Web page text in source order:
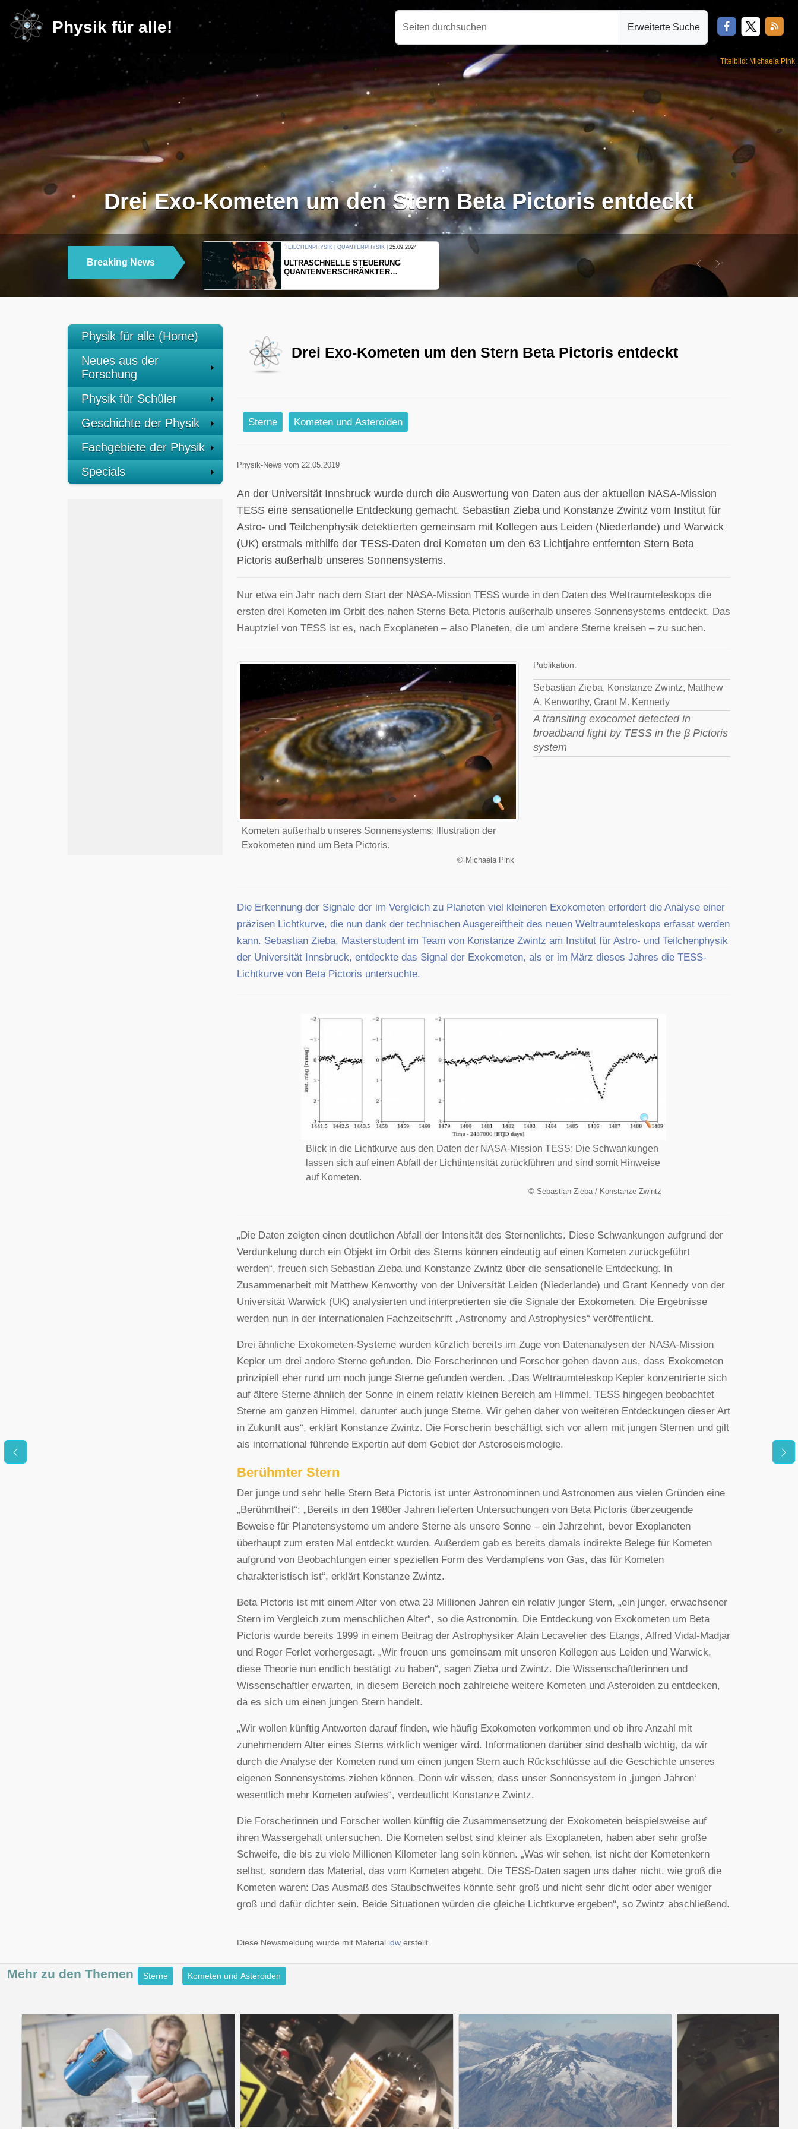
Physik für alle! Seiten durchsuchen Erweiterte Suche
Titelbild: Michaela Pink
Drei Exo-Kometen um den Stern Beta Pictoris entdeckt
Breaking News
THERMODYNAMIK | WELLENLEHRE |23.09.2024
FORSCHER ERZEUGEN
EINDIMENSIONALES GAS AUS LICHT
Previous
Next
Physik für alle (Home)
Neues aus der
Forschung
Physik für Schüler
Geschichte der Physik
Fachgebiete der Physik
Specials
Drei Exo-Kometen um den Stern Beta Pictoris entdeckt
Sterne Kometen und Asteroiden
Physik-News vom 22.05.2019
An der Universität Innsbruck wurde durch die Auswertung von Daten aus der aktuellen NASA-Mission
TESS eine sensationelle Entdeckung gemacht. Sebastian Zieba und Konstanze Zwintz vom Institut für
Astro- und Teilchenphysik detektierten gemeinsam mit Kollegen aus Leiden (Niederlande) und Warwick
(UK) erstmals mithilfe der TESS-Daten drei Kometen um den 63 Lichtjahre entfernten Stern Beta
Pictoris außerhalb unseres Sonnensystems.
Nur etwa ein Jahr nach dem Start der NASA-Mission TESS wurde in den Daten des Weltraumteleskops die
ersten drei Kometen im Orbit des nahen Sterns Beta Pictoris außerhalb unseres Sonnensystems entdeckt. Das
Hauptziel von TESS ist es, nach Exoplaneten – also Planeten, die um andere Sterne kreisen – zu suchen.
Kometen außerhalb unseres Sonnensystems: Illustration der
Exokometen rund um Beta Pictoris.
©Michaela Pink
Publikation:
Sebastian Zieba, Konstanze Zwintz, Matthew
A. Kenworthy, Grant M. Kennedy
A transiting exocomet detected in
broadband light by TESS in the β Pictoris
system
Die Erkennung der Signale der im Vergleich zu Planeten viel kleineren Exokometen erfordert die Analyse einer
präzisen Lichtkurve, die nun dank der technischen Ausgereiftheit des neuen Weltraumteleskops erfasst werden
kann. Sebastian Zieba, Masterstudent im Team von Konstanze Zwintz am Institut für Astro- und Teilchenphysik
der Universität Innsbruck, entdeckte das Signal der Exokometen, als er im März dieses Jahres die TESS-
Lichtkurve von Beta Pictoris untersuchte.
Blick in die Lichtkurve aus den Daten der NASA-Mission TESS: Die Schwankungen
lassen sich auf einen Abfall der Lichtintensität zurückführen und sind somit Hinweise
auf Kometen.
© Sebastian Zieba / Konstanze Zwintz
„Die Daten zeigten einen deutlichen Abfall der Intensität des Sternenlichts. Diese Schwankungen aufgrund der
Verdunkelung durch ein Objekt im Orbit des Sterns können eindeutig auf einen Kometen zurückgeführt
werden“, freuen sich Sebastian Zieba und Konstanze Zwintz über die sensationelle Entdeckung. In
Zusammenarbeit mit Matthew Kenworthy von der Universität Leiden (Niederlande) und Grant Kennedy von der
Universität Warwick (UK) analysierten und interpretierten sie die Signale der Exokometen. Die Ergebnisse
werden nun in der internationalen Fachzeitschrift „Astronomy and Astrophysics“ veröffentlicht.
Drei ähnliche Exokometen-Systeme wurden kürzlich bereits im Zuge von Datenanalysen der NASA-Mission
Kepler um drei andere Sterne gefunden. Die Forscherinnen und Forscher gehen davon aus, dass Exokometen
prinzipiell eher rund um noch junge Sterne gefunden werden. „Das Weltraumteleskop Kepler konzentrierte sich
auf ältere Sterne ähnlich der Sonne in einem relativ kleinen Bereich am Himmel. TESS hingegen beobachtet
Sterne am ganzen Himmel, darunter auch junge Sterne. Wir gehen daher von weiteren Entdeckungen dieser Art
in Zukunft aus“, erklärt Konstanze Zwintz. Die Forscherin beschäftigt sich vor allem mit jungen Sternen und gilt
als international führende Expertin auf dem Gebiet der Asteroseismologie.
Berühmter Stern
Der junge und sehr helle Stern Beta Pictoris ist unter Astronominnen und Astronomen aus vielen Gründen eine
„Berühmtheit“: „Bereits in den 1980er Jahren lieferten Untersuchungen von Beta Pictoris überzeugende
Beweise für Planetensysteme um andere Sterne als unsere Sonne – ein Jahrzehnt, bevor Exoplaneten
überhaupt zum ersten Mal entdeckt wurden. Außerdem gab es bereits damals indirekte Belege für Kometen
aufgrund von Beobachtungen einer speziellen Form des Verdampfens von Gas, das für Kometen
charakteristisch ist“, erklärt Konstanze Zwintz.
Beta Pictoris ist mit einem Alter von etwa 23 Millionen Jahren ein relativ junger Stern, „ein junger, erwachsener
Stern im Vergleich zum menschlichen Alter“, so die Astronomin. Die Entdeckung von Exokometen um Beta
Pictoris wurde bereits 1999 in einem Beitrag der Astrophysiker Alain Lecavelier des Etangs, Alfred Vidal-Madjar
und Roger Ferlet vorhergesagt. „Wir freuen uns gemeinsam mit unseren Kollegen aus Leiden und Warwick,
diese Theorie nun endlich bestätigt zu haben“, sagen Zieba und Zwintz. Die Wissenschaftlerinnen und
Wissenschaftler erwarten, in diesem Bereich noch zahlreiche weitere Kometen und Asteroiden zu entdecken,
da es sich um einen jungen Stern handelt.
„Wir wollen künftig Antworten darauf finden, wie häufig Exokometen vorkommen und ob ihre Anzahl mit
zunehmendem Alter eines Sterns wirklich weniger wird. Informationen darüber sind deshalb wichtig, da wir
durch die Analyse der Kometen rund um einen jungen Stern auch Rückschlüsse auf die Geschichte unseres
eigenen Sonnensystems ziehen können. Denn wir wissen, dass unser Sonnensystem in ‚jungen Jahren‘
wesentlich mehr Kometen aufwies“, verdeutlicht Konstanze Zwintz.
Die Forscherinnen und Forscher wollen künftig die Zusammensetzung der Exokometen beispielsweise auf
ihren Wassergehalt untersuchen. Die Kometen selbst sind kleiner als Exoplaneten, haben aber sehr große
Schweife, die bis zu viele Millionen Kilometer lang sein können. „Was wir sehen, ist nicht der Kometenkern
selbst, sondern das Material, das vom Kometen abgeht. Die TESS-Daten sagen uns daher nicht, wie groß die
Kometen waren: Das Ausmaß des Staubschweifes könnte sehr groß und nicht sehr dicht oder aber weniger
groß und dafür dichter sein. Beide Situationen würden die gleiche Lichtkurve ergeben“, so Zwintz abschließend.
Diese Newsmeldung wurde mit Material idw erstellt.
Mehr zu den Themen Sterne Kometen und Asteroiden